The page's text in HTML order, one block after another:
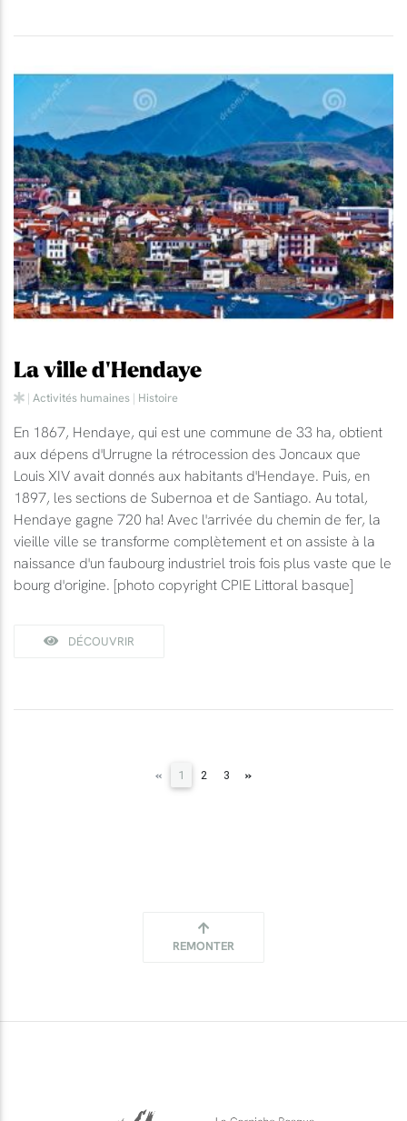
La ville d'Hendaye
| Activités humaines | Histoire
En 1867, Hendaye, qui est une commune de 33 ha, obtient
aux dépens d'Urrugne la rétrocession des Joncaux que
Louis XIV avait donnés aux habitants d'Hendaye. Puis, en
1897, les sections de Subernoa et de Santiago. Au total,
Hendaye gagne 720 ha! Avec l'arrivée du chemin de fer, la
vieille ville se transforme complètement et on assiste à la
naissance d'un faubourg industriel trois fois plus vaste que le
bourg d'origine. [photo copyright CPIE Littoral basque]
DÉCOUVRIR
« 1 (current)
2 3 »
REMONTER